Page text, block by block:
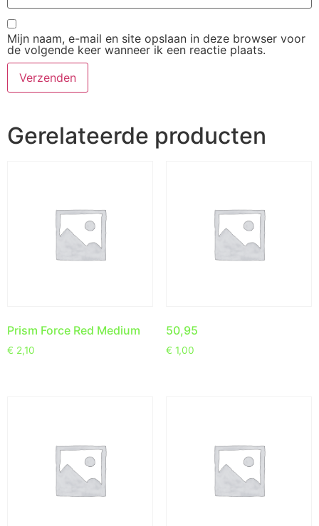
Mijn naam, e-mail en site opslaan in deze browser voor
de volgende keer wanneer ik een reactie plaats.
Gerelateerde producten
Prism Force Red Medium
€ 2,10
50,95
€ 1,00